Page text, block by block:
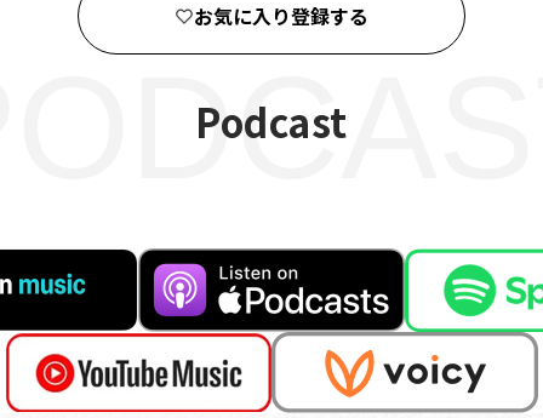
お気に入り登録する
Podcast